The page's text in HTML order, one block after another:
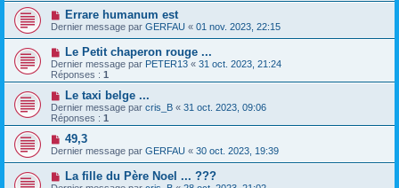
Errare humanum est
Dernier message par GERFAU « 01 nov. 2023, 22:15
Le Petit chaperon rouge ...
Dernier message par PETER13 « 31 oct. 2023, 21:24
Réponses : 1
Le taxi belge ...
Dernier message par cris_B « 31 oct. 2023, 09:06
Réponses : 1
49,3
Dernier message par GERFAU « 30 oct. 2023, 19:39
La fille du Père Noel ... ???